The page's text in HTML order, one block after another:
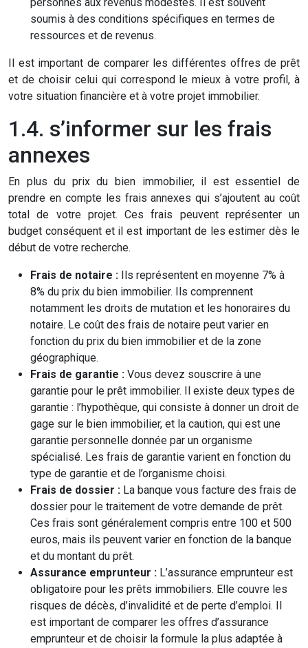
personnes aux revenus modestes. Il est souvent
soumis à des conditions spécifiques en termes de
ressources et de revenus.
Il est important de comparer les différentes offres de prêt
et de choisir celui qui correspond le mieux à votre profil, à
votre situation financière et à votre projet immobilier.
1.4. s’informer sur les frais
annexes
En plus du prix du bien immobilier, il est essentiel de
prendre en compte les frais annexes qui s’ajoutent au coût
total de votre projet. Ces frais peuvent représenter un
budget conséquent et il est important de les estimer dès le
début de votre recherche.
Frais de notaire :
Ils représentent en moyenne 7% à
8% du prix du bien immobilier. Ils comprennent
notamment les droits de mutation et les honoraires du
notaire. Le coût des frais de notaire peut varier en
fonction du prix du bien immobilier et de la zone
géographique.
Frais de garantie : Vous devez souscrire à une
garantie pour le prêt immobilier. Il existe deux types de
garantie : l’hypothèque, qui consiste à donner un droit de
gage sur le bien immobilier, et la caution, qui est une
garantie personnelle donnée par un organisme
spécialisé. Les frais de garantie varient en fonction du
type de garantie et de l’organisme choisi.
Frais de dossier : La banque vous facture des frais de
dossier pour le traitement de votre demande de prêt.
Ces frais sont généralement compris entre 100 et 500
euros, mais ils peuvent varier en fonction de la banque
et du montant du prêt.
Assurance emprunteur : L’assurance emprunteur est
obligatoire pour les prêts immobiliers. Elle couvre les
risques de décès, d’invalidité et de perte d’emploi. Il
est important de comparer les offres d’assurance
emprunteur et de choisir la formule la plus adaptée à